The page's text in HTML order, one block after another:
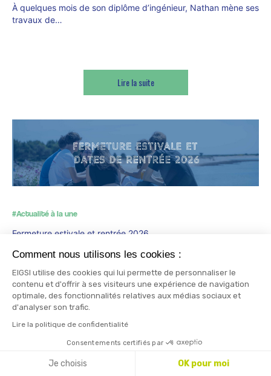
RENCONTREZ-NOUS BROCHURES
À quelques mois de son diplôme d’ingénieur, Nathan mène ses
travaux de…
Lire la suite
#Actualité à la une
Fermeture estivale et rentrée 2026
L’EIGSI fermera ses portes du vendredi 31 juillet soir au
Lire la suite
Comment nous utilisons les cookies :
EIGSI utilise des cookies qui lui permette de personnaliser le
contenu et d'offrir à ses visiteurs une expérience de navigation
optimale, des fonctionnalités relatives aux médias sociaux et
d'analyser son trafic.
Lire la politique de confidentialité
Consentements certifiés par
Je choisis OK pour moi